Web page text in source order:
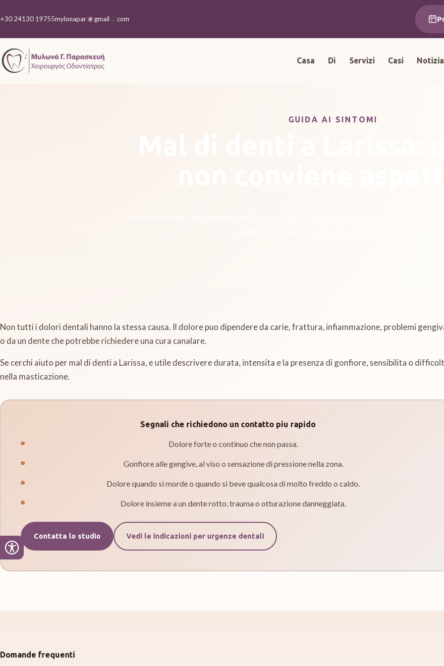
+30 24130 19755mylonapar @ gmail com
Casa Di Servizi Casi Notizia
GUIDA AI SINTOMI
Non tutti i dolori dentali hanno la stessa causa. Il dolore puo dipendere da carie, frattura, infiammazione, problemi
o da un dente che potrebbe richiedere una cura canalare.
Se cerchi aiuto per mal di denti a Larissa, e utile descrivere durata, intensita e la presenza di gonfiore, sensibilita o
nella masticazione.
Segnali che richiedono un contatto piu rapido
Dolore forte o continuo che non passa.
Gonfiore alle gengive, al viso o sensazione di pressione nella zona.
Dolore quando si morde o quando si beve qualcosa di molto freddo o caldo.
Dolore insieme a un dente rotto, trauma o otturazione danneggiata.
Contatta lo studio Vedi le indicazioni per urgenze dentali
Domande frequenti